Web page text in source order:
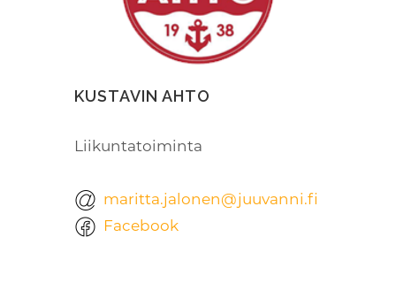
KUSTAVIN AHTO
Liikuntatoiminta
maritta.jalonen@juuvanni.fi
Facebook